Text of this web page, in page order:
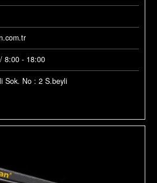
8:00 - 18:00
Sok. No : 2 S.beyli